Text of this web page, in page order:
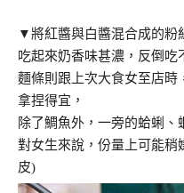
▼將紅醬與白醬混合成的粉
吃起來奶香味甚濃，反倒吃
麵條則跟上次大食女至店時
拿捏得宜，
除了鯛魚外，一旁的蛤蜊、
對女生來說，份量上可能稍
皮)